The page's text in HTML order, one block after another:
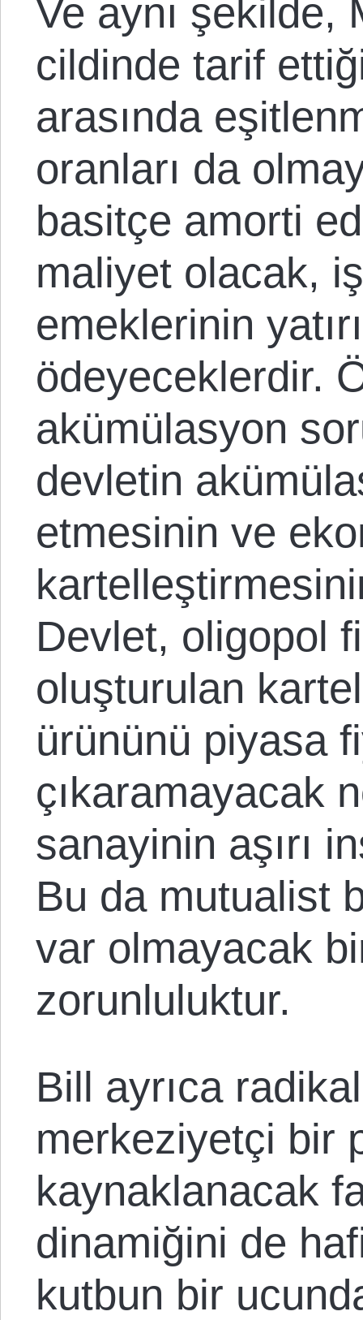
Ve aynı şekilde,
cildinde tarif
arasında
oranları da
basitçe amorti
maliyet olacak,
emeklerinin
ödeyeceklerdir.
akümülasyon
devletin
etmesinin ve
Devlet, oligopol
oluşturulan
ürününü piyasa
çıkaramayacak
sanayinin aşırı
Bu da mutualist
var olmayacak
zorunluluktur.
Bill ayrıca
merkeziyetçi bir
kaynaklanacak
dinamiğini de
kutbun bir